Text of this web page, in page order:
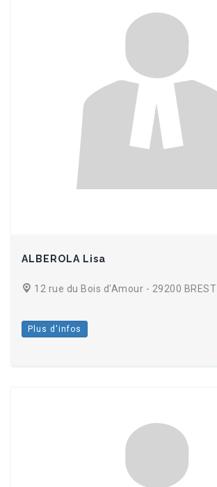
ALBEROLA Lisa
12 rue du Bois d'Amour - 29200 BREST
Plus d'infos